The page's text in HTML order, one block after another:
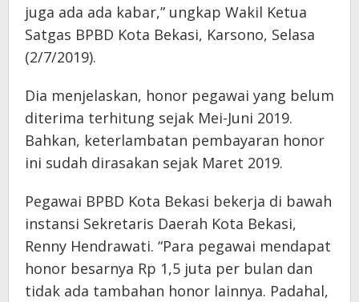
juga ada ada kabar,” ungkap Wakil Ketua
Satgas BPBD Kota Bekasi, Karsono, Selasa
(2/7/2019).
Dia menjelaskan, ‎honor pegawai yang belum
diterima terhitung sejak Mei-Juni 2019.
Bahkan, keterlambatan pembayaran honor
ini sudah dirasakan sejak Maret 2019.
Pegawai BPBD Kota Bekasi bekerja di bawah
instansi Sekretaris Daerah Kota Bekasi,
Renny Hendrawati. “Para pegawai mendapat
honor besarnya Rp 1,5 juta per bulan dan
tidak ada tambahan honor lainnya. Padahal,